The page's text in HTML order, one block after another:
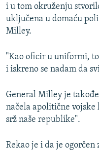
i u tom okruženju
uključena u domaću
Milley.
"Kao oficir u uniformi,
i iskreno se nadam da
General Milley je
načela apolitične
srž naše republike".
Rekao je i da je